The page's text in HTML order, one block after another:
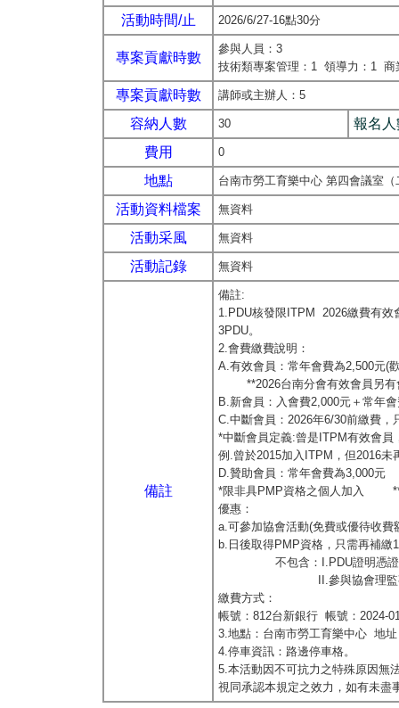
活動時間/止 2026/6/27-16點30分
專案貢獻時數
參與人員：3
技術類專案管理：1 領導力：1 商
專案貢獻時數 講師或主辦人：5
容納人數 30
報名人
費用
0
地點 台南市勞工育樂中心 第四會議
活動資料檔案 無資料
活動采風 無資料
活動記錄 無資料
備註
備註:
1.PDU核發限ITPM 2026繳費有效
3PDU。
2.會費繳費說明：
A.有效會員：常年會費
**2026台南分會有效會員另有
B.新會員：入會費2,000元＋常年
C.中斷會員：2026年6/30前繳費
*中斷會員定義:曾是ITPM有效會
例.曾於2015加入ITPM，但2016
D.贊助會員：常年會
*限非具PMP資格之個人加入 **
優惠：
a.可參加協會活動(免費或優待收費
b.日後取得PMP資格，只需再補繳
不包含：I.PDU證明憑證
II.參與協會理監事、會員
繳費方式：
帳號：812台新銀行 帳號：2024-
3.地點：台南市勞工育樂中心 地
4.停車資訊：路邊停車格。
5.本活動因不可抗力之特殊原因無
視同承認本規定之效力，如有未盡